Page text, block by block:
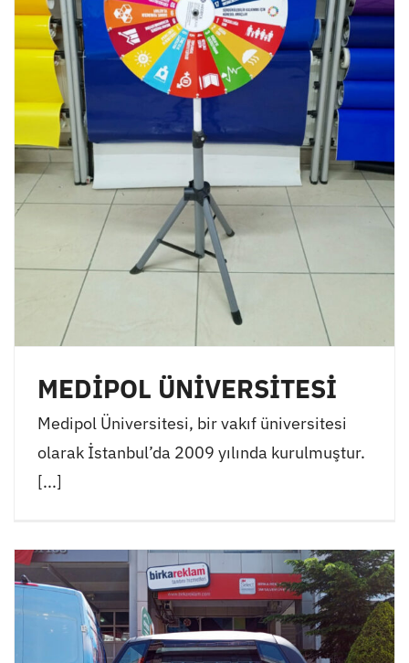
MEDİPOL ÜNİVERSİTESİ
Medipol Üniversitesi, bir vakıf üniversitesi
olarak İstanbul’da 2009 yılında kurulmuştur.
[...]